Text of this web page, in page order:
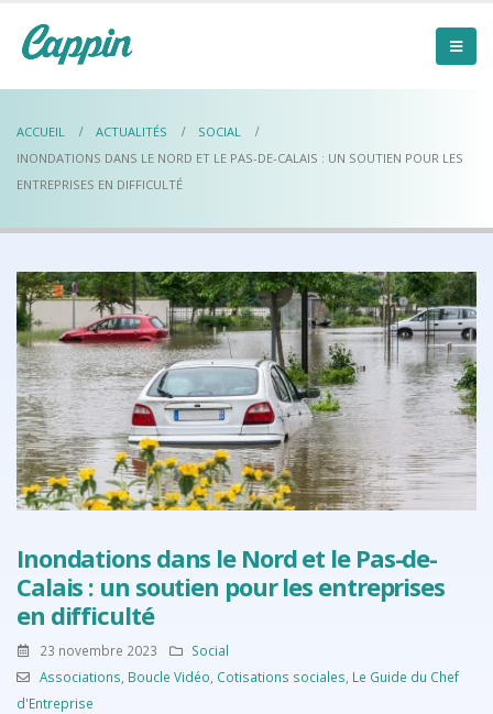
ACCUEIL ACTUALITÉS
SOCIAL
INONDATIONS DANS LE NORD ET LE PAS-DE-CALAIS : UN SOUTIEN POUR LES
ENTREPRISES EN DIFFICULTÉ
Inondations dans le Nord et le Pas-de-
Calais : un soutien pour les entreprises
en difficulté
23 novembre 2023
Social
Associations Boucle Vidéo Cotisations sociales Le Guide du Chef
d'Entreprise